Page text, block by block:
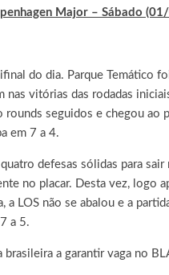
Major – Sábado
do dia. Parque
vitórias das rodadas
seguidos e chegou
em 7 a 4.
defesas sólidas para
no placar. Desta vez, logo
LOS não se abalou e a
a 5.
a garantir vaga no